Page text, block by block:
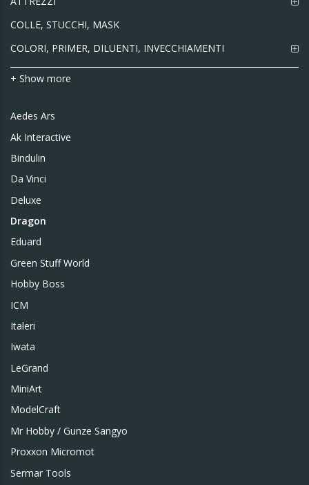
COLLE, STUCCHI, MASK
COLORI, PRIMER, DILUENTI, INVECCHIAMENTI
+ Show more
Aedes Ars
Ak Interactive
Bindulin
Da Vinci
Deluxe
Dragon
Eduard
Green Stuff World
Hobby Boss
ICM
Italeri
Iwata
LeGrand
MiniArt
ModelCraft
Mr Hobby / Gunze Sangyo
Proxxon Micromot
Sermar Tools